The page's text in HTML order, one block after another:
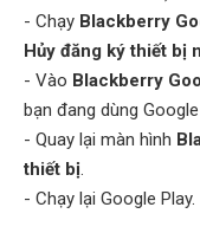
- Chạy Blackberry
Hủy đăng ký thiết bị
- Vào Blackberry
bạn đang dùng
- Quay lại màn hình
thiết bị.
- Chạy lại Google Play.